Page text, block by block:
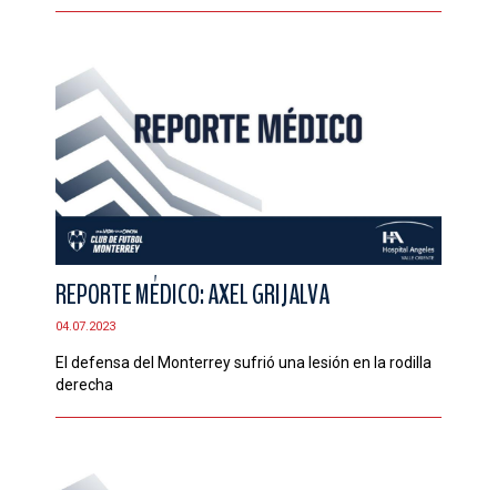
REPORTE MÉDICO: AXEL GRIJALVA
04.07.2023
El defensa del Monterrey sufrió una lesión en la rodilla
derecha